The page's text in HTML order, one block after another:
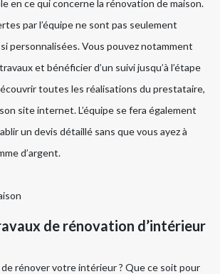
en ce qui concerne la rénovation de maison.
par l’équipe ne sont pas seulement
personnalisées. Vous pouvez notamment
et bénéficier d’un suivi jusqu’à l’étape
toutes les réalisations du prestataire,
site internet. L’équipe se fera également
un devis détaillé sans que vous ayez à
d’argent.
de rénovation d’intérieur
rénover votre intérieur ? Que ce soit pour